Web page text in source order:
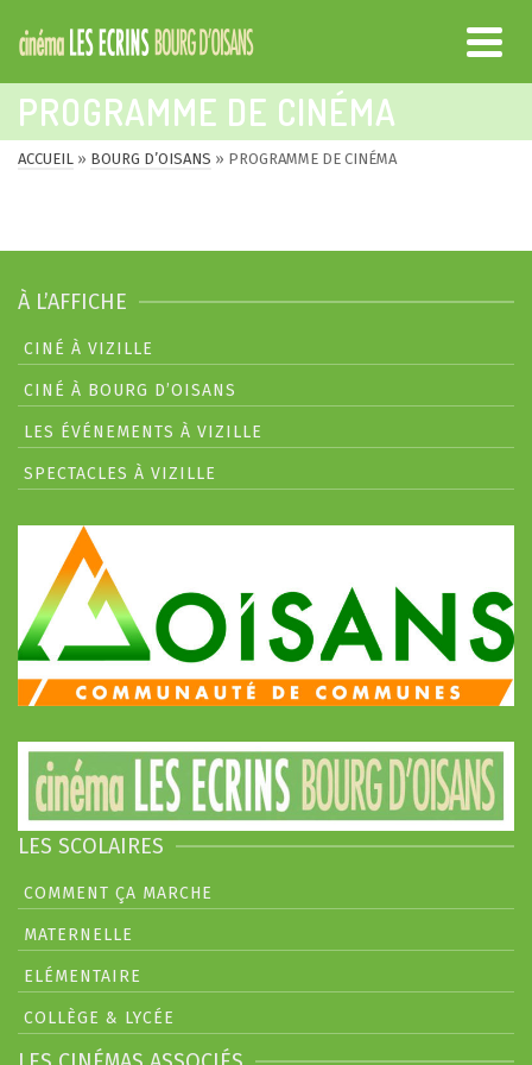
PROGRAMME DE CINÉMA
ACCUEIL » BOURG D’OISANS » PROGRAMME DE CINÉMA
À L’AFFICHE
CINÉ À VIZILLE
CINÉ À BOURG D’OISANS
LES ÉVÉNEMENTS À VIZILLE
SPECTACLES À VIZILLE
LES SCOLAIRES
COMMENT ÇA MARCHE
MATERNELLE
ELÉMENTAIRE
COLLÈGE & LYCÉE